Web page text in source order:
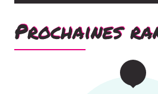
Prochaines